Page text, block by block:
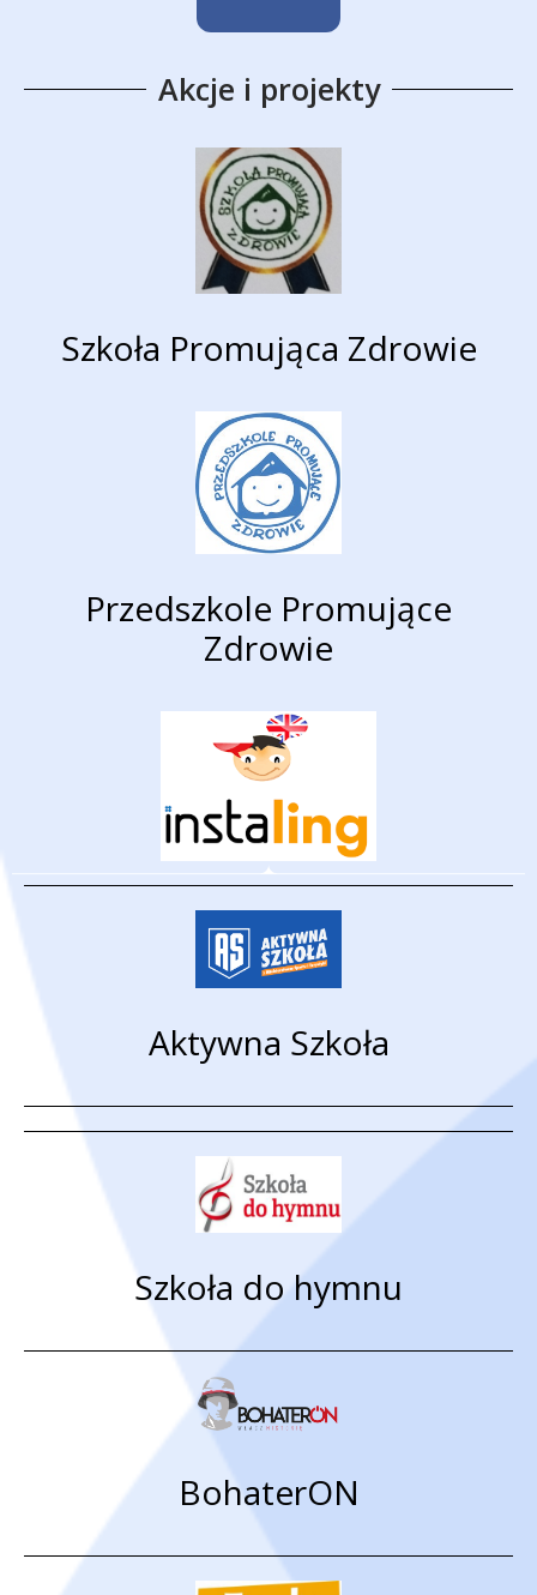
Akcje i projekty
Szkoła Promująca Zdrowie
Przedszkole Promujące
Zdrowie
Aktywna Szkoła
Szkoła do hymnu
BohaterON